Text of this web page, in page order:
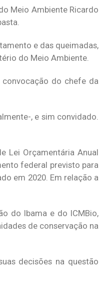
Meio Ambiente Ricardo
e das queimadas,
do Meio Ambiente.
do chefe da
, e sim convidado.
Lei Orçamentária Anual
federal previsto para
em 2020. Em relação a
do Ibama e do ICMBio,
de conservação na
decisões na questão